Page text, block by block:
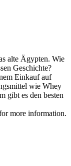
alte Ägypten. Wie
Geschichte?
Einkauf auf
wie Whey
gibt es den besten
more information.